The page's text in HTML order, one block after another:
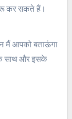
कर सकते हैं।
मैं आपको बताऊंगा
के साथ और इसके